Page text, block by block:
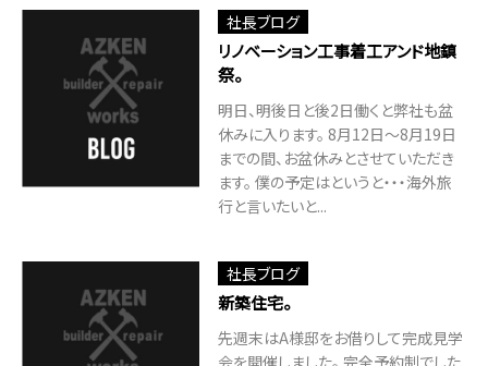
社長ブログ
リノベーション工事着工アンド地鎮
祭。
明日、明後日と後2日働くと弊社も盆
休みに入ります。 8月12日～8月19日
までの間、お盆休みとさせていただき
ます。 僕の予定はというと・・・海外旅
行と言いたいと...
社長ブログ
新築住宅。
先週末はA様邸をお借りして完成見学
会を開催しました。 完全予約制でした